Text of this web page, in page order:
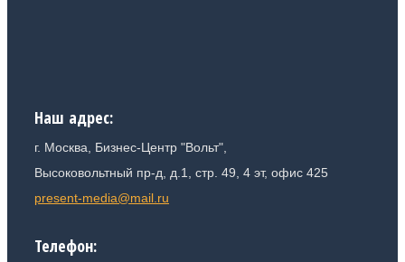
Наш адрес:
г. Москва , Бизнес-Центр "Вольт",
Высоковольтный пр-д, д.1, стр. 49, 4 эт, офис 425
present-media@mail.ru
Телефон: